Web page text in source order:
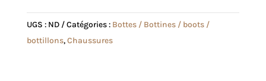
UGS : ND Catégories : Bottes / Bottines / boots /
bottillons,Chaussures